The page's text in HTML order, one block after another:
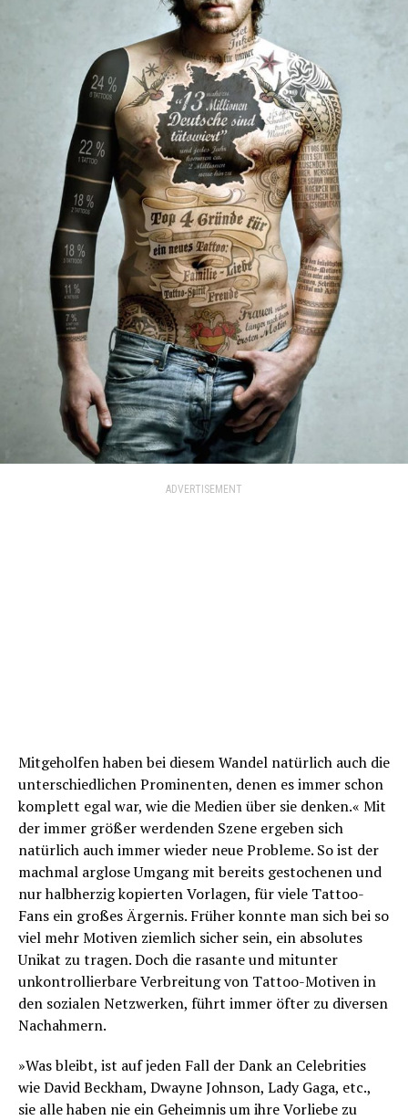
ADVERTISEMENT
Mitgeholfen haben bei diesem Wandel natürlich auch die
unterschiedlichen Prominenten, denen es immer schon
komplett egal war, wie die Medien über sie denken.« Mit
der immer größer werdenden Szene ergeben sich
natürlich auch immer wieder neue Probleme. So ist der
machmal arglose Umgang mit bereits gestochenen und
nur halbherzig kopierten Vorlagen, für viele Tattoo-
Fans ein großes Ärgernis. Früher konnte man sich bei so
viel mehr Motiven ziemlich sicher sein, ein absolutes
Unikat zu tragen. Doch die rasante und mitunter
unkontrollierbare Verbreitung von Tattoo-Motiven in
den sozialen Netzwerken, führt immer öfter zu diversen
Nachahmern.
»Was bleibt,­ ist auf jeden Fall der Dank an Celebrities
wie David Beckham, Dwayne Johnson, Lady Gaga, etc.,
sie alle haben nie ein Geheimnis um ihre Vorliebe zu